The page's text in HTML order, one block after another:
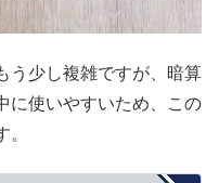
う少し複雑ですが、暗算
に使いやすいため、この